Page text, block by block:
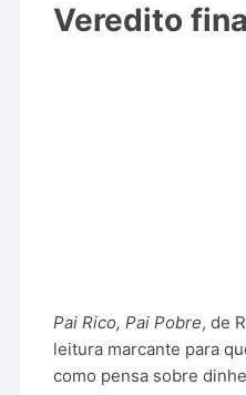
Veredito
Pai Rico, Pai Pobre, de
leitura marcante para
como pensa sobre